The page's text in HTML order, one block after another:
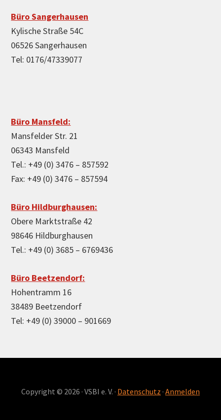
Büro Sangerhausen
Kylische Straße 54C
06526 Sangerhausen
Tel: 0176/47339077
Büro Mansfeld:
Mansfelder Str. 21
06343 Mansfeld
Tel.: +49 (0) 3476 – 857592
Fax: +49 (0) 3476 – 857594
Büro Hildburghausen:
Obere Marktstraße 42
98646 Hildburghausen
Tel.: +49 (0) 3685 – 6769436
Büro Beetzendorf:
Hohentramm 16
38489 Beetzendorf
Tel: +49 (0) 39000 – 901669
Copyright © 2026 · VSBI e. V. · Datenschutz · Anmelden